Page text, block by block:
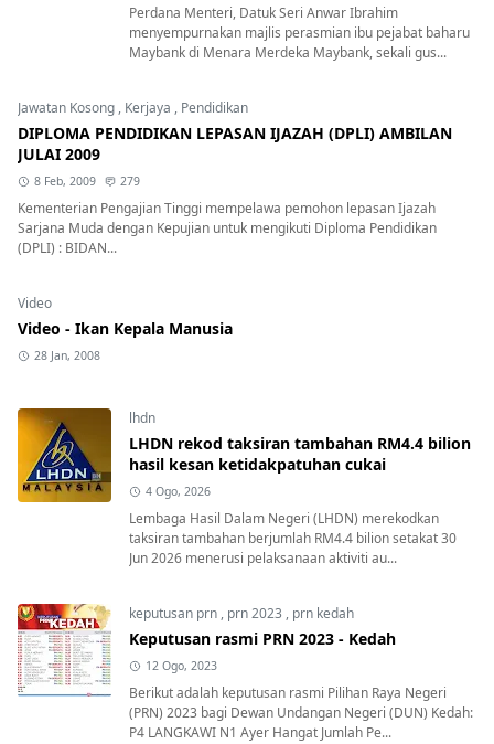
Perdana Menteri, Datuk Seri Anwar Ibrahim
menyempurnakan majlis perasmian ibu pejabat baharu
Maybank di Menara Merdeka Maybank, sekali gus...
Jawatan Kosong , Kerjaya , Pendidikan
DIPLOMA PENDIDIKAN LEPASAN IJAZAH (DPLI) AMBILAN
JULAI 2009
8 Feb, 2009 279
Kementerian Pengajian Tinggi mempelawa pemohon lepasan Ijazah
Sarjana Muda dengan Kepujian untuk mengikuti Diploma Pendidikan
(DPLI) : BIDAN...
Video
Video - Ikan Kepala Manusia
28 Jan, 2008
lhdn
LHDN rekod taksiran tambahan RM4.4 bilion
hasil kesan ketidakpatuhan cukai
4 Ogo, 2026
Lembaga Hasil Dalam Negeri (LHDN) merekodkan
taksiran tambahan berjumlah RM4.4 bilion setakat 30
Jun 2026 menerusi pelaksanaan aktiviti au...
keputusan prn , prn 2023 , prn kedah
Keputusan rasmi PRN 2023 - Kedah
12 Ogo, 2023
Berikut adalah keputusan rasmi Pilihan Raya Negeri
(PRN) 2023 bagi Dewan Undangan Negeri (DUN) Kedah:
P4 LANGKAWI N1 Ayer Hangat Jumlah Pe...